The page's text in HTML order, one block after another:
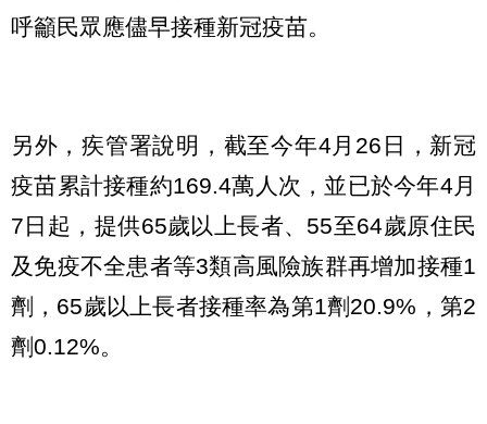
呼籲民眾應儘早接種新冠疫苗。
另外，疾管署說明，截至今年4月26日，新冠
疫苗累計接種約169.4萬人次，並已於今年4月
7日起，提供65歲以上長者、55至64歲原住民
及免疫不全患者等3類高風險族群再增加接種1
劑，65歲以上長者接種率為第1劑20.9%，第2
劑0.12%。